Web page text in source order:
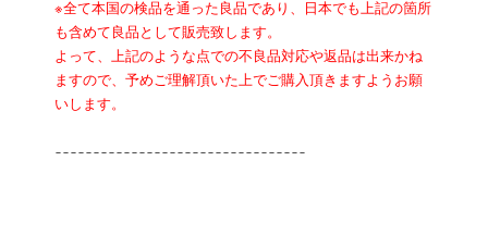
※全て本国の検品を通った良品であり、日本でも上記の箇所
も含めて良品として販売致します。
よって、上記のような点での不良品対応や返品は出来かね
ますので、予めご理解頂いた上でご購入頂きますようお願
いします。
---------------------------------